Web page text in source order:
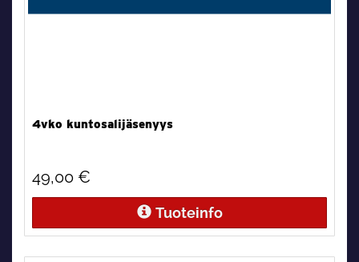
4vko kuntosalijäsenyys
49,00 €
Tuoteinfo